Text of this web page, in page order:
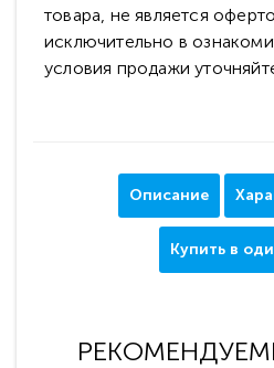
товара, не является
исключительно в
условия продажи
Описание
Купить в